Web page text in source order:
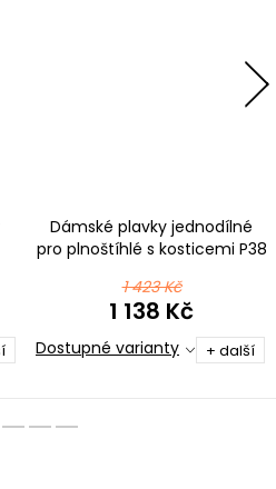
Dámské plavky jednodílné
pro plnoštíhlé s kosticemi P38
1 423 Kč
1 138 Kč
Dostupné varianty + další